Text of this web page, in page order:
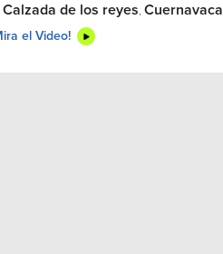
Calzada de los reyes,Cuernavaca
el Video!